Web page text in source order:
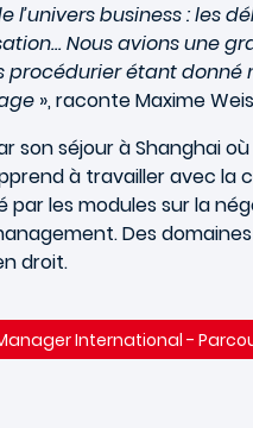
business : les
Nous avions une
procédurier étant
», raconte Maxime
son séjour à Shanghai
à travailler avec la
les modules sur la
Des domaines
droit.
International -